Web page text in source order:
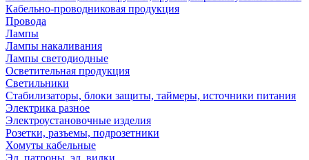
Кабельно-проводниковая продукция
Провода
Лампы
Лампы накаливания
Лампы светодиодные
Осветительная продукция
Светильники
Стабилизаторы, блоки защиты, таймеры, источники питания
Электрика разное
Электроустановочные изделия
Розетки, разъемы, подрозетники
Хомуты кабельные
Эл. патроны, эл. вилки